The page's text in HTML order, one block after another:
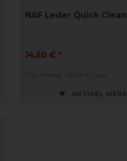
NAF Leder Quick Clean
14,50 € *
750 Milliliter | 19,33 € / Liter
ARTIKEL